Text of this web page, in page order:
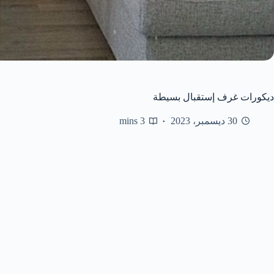
ديكورات غرف إستقبال بسيطة
30 ديسمبر، 2023 3 mins